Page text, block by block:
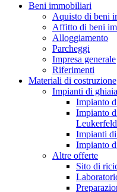
Beni immobiliari
Aquisto di beni
Affitto di beni
Alloggiamento
Parcheggi
Impresa generale
Riferimenti
Materiali di costruzione
Impianti di
Impianto
Impianto
Leukerfeld
Impianti
Impianto
Altre offerte
Sito di